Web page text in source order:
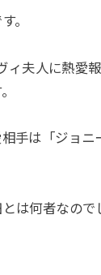
。
ィ夫人に熱愛
手は「ジョニ
は何者なので